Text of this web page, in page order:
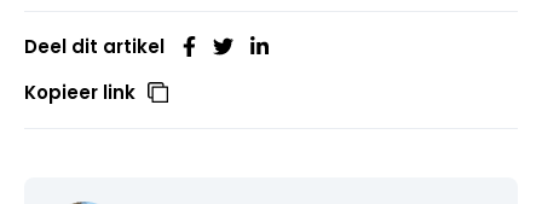
Deel dit artikel
Kopieer link